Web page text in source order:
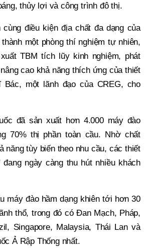
thủy lợi và công trình đô thị.
cùng điều kiện địa chất đa dạng của
một phòng thí nghiệm tự nhiên,
TBM tích lũy kinh nghiệm, phát
cao khả năng thích ứng của thiết
Bác, một lãnh đạo của CREG, cho
đã sản xuất hơn 4.000 máy đào
70% thị phần toàn cầu. Nhờ chất
năng tùy biến theo nhu cầu, các thiết
đang ngày càng thu hút nhiều khách
máy đào hầm dạng khiên tới hơn 30
thổ, trong đó có Đan Mạch, Pháp,
Singapore, Malaysia, Thái Lan và
Ả Rập Thống nhất.